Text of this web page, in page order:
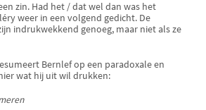
zin. Had het / dat wel dan was het
weer in een volgend gedicht. De
indrukwekkend genoeg, maar niet als ze
Bernlef op een paradoxale en
wat hij uit wil drukken: